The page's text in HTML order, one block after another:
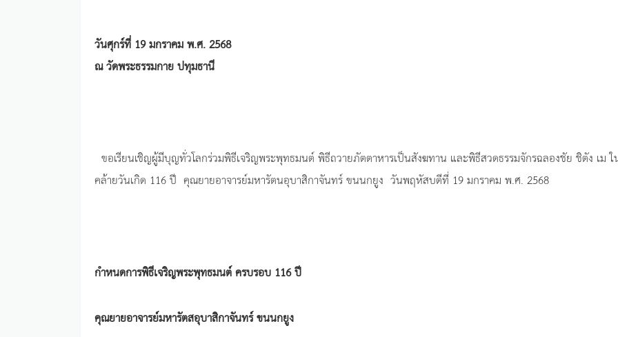
วันศุกร์ที่ 19 มกราคม พ.ศ. 2568
ณ วัดพระธรรมกาย ปทุมธานี
ขอเรียนเชิญผู้มีบุญทั่วโลกร่วมพิธีเจริญพระพุทธมนต์ พิธีถวายภัตตาหารเป็นสังฆทาน และพิธีสวดธรรมจักรฉลองชัย ชิตัง เม
คล้ายวันเกิด 116 ปี คุณยายอาจารย์มหารัตนอุบาสิกาจันทร์ ขนนกยูง วันพฤหัสบดีที่ 19 มกราคม พ.ศ. 2568
กำหนดการพิธีเจริญพระพุทธมนต์ ครบรอบ 116 ปี
คุณยายอาจารย์มหารัตสอุบาสิกาจันทร์ ขนนกยูง